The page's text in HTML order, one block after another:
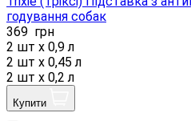
годування собак
369 грн
2 шт х 0,9 л
2 шт х 0,45 л
2 шт х 0,2 л
Купити